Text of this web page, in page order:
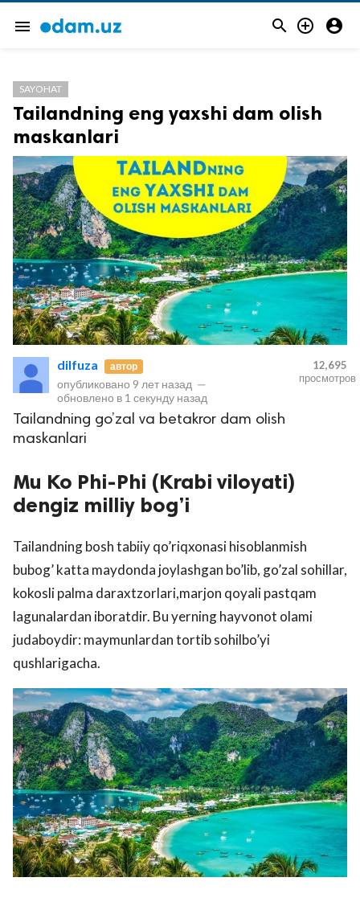
menu   
защищены.
SAYOHAT
Tailandning eng yaxshi dam olish
maskanlari
dilfuza автор
опубликовано 9 лет назад —
обновлено в 1 секунду назад
12,695
просмотров
Tailandning go’zal va betakror dam olish
maskanlari
Mu Ko Phi-Phi (Krabi viloyati)
dengiz milliy bog’i
Tailandning bosh tabiiy qo’riqxonasi hisoblanmish
bubog’ katta maydonda joylashgan bo’lib, go’zal sohillar,
kokosli palma daraxtzorlari,marjon qoyali pastqam
lagunalardan iboratdir. Bu yerning hayvonot olami
judaboydir: maymunlardan tortib sohilbo’yi
qushlarigacha.